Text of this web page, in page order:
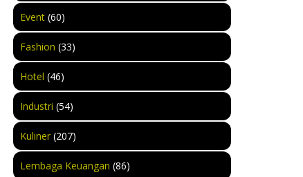
Event(60)
Fashion (33)
Hotel (46)
Industri (54)
Kuliner(207)
Lembaga Keuangan (86)